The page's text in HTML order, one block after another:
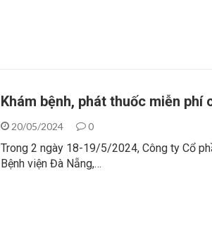
Khám bệnh, phát thuốc miễn phí
20/05/2024 0
Trong 2 ngày 18-19/5/2024, Công ty Cổ
Bệnh viện Đà Nẵng,…